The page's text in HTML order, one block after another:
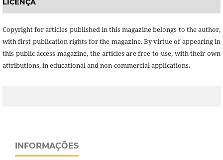
LICENÇA
Copyright for articles published in this magazine belongs to the author,
with first publication rights for the magazine. By virtue of appearing in
this public access magazine, the articles are free to use, with their own
attributions, in educational and non-commercial applications.
INFORMAÇÕES